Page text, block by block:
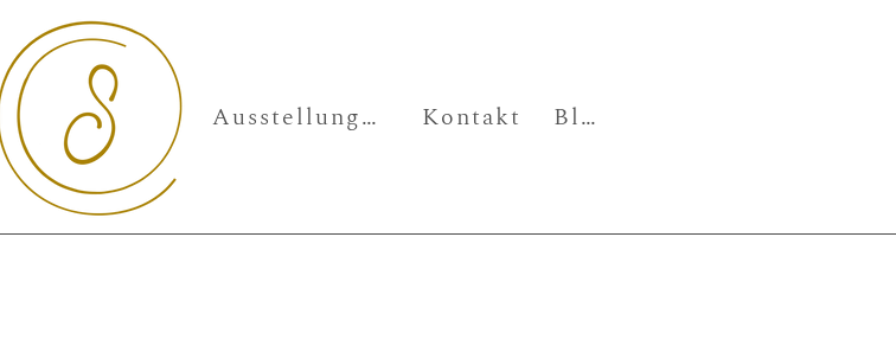
Ausstellungen Kontakt Blog